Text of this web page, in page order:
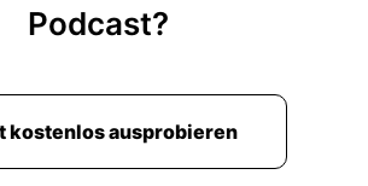
Podcast?
kostenlos ausprobieren